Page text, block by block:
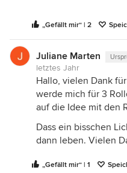
„Gefällt mir“ | 2
Juliane Marten
letztes Jahr
Hallo, vielen Dank
werde mich für 3
auf die Idee mit den
Dass ein bisschen
dann leben. Vielen
„Gefällt mir“ | 1